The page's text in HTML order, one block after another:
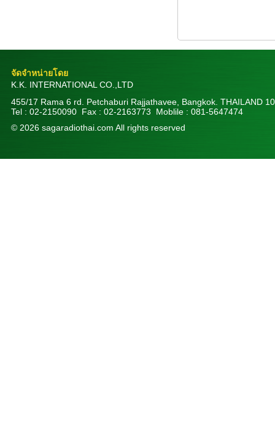
จัดจำหน่ายโดย
K.K. INTERNATIONAL CO.,LTD
455/17 Rama 6 rd. Petchaburi Rajjathavee, Bangkok. THAILAND
Tel : 02-2150090 Fax : 02-2163773 Moblile : 081-5647474
© 2026 sagaradiothai.com All rights reserved